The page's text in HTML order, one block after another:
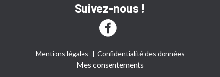
Suivez-nous !
Mentions légales Confidentialité des données
Mes consentements